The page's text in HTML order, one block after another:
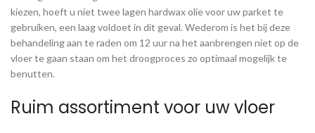
kiezen, hoeft u niet twee lagen hardwax olie voor uw parket te
gebruiken, een laag voldoet in dit geval. Wederom is het bij deze
behandeling aan te raden om 12 uur na het aanbrengen niet op de
vloer te gaan staan om het droogproces zo optimaal mogelijk te
benutten.
Ruim assortiment voor uw vloer